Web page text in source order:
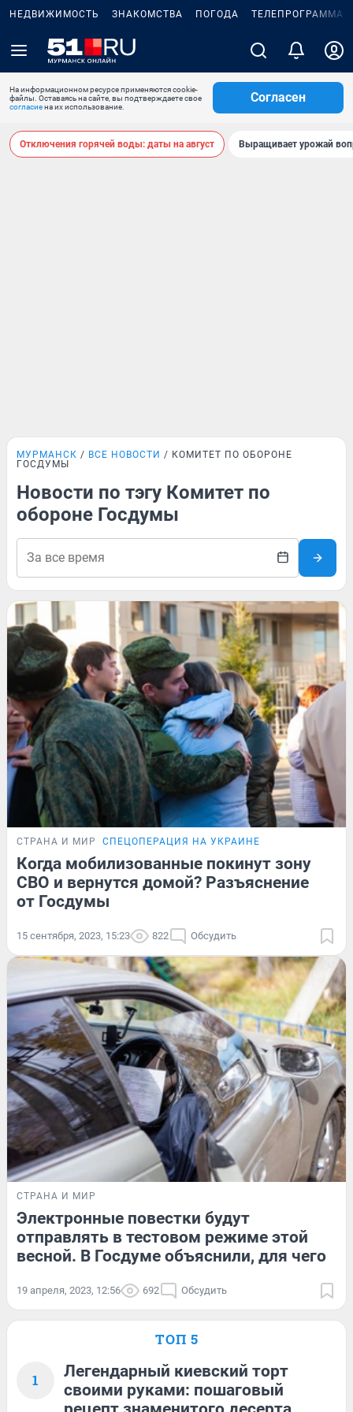
НЕДВИЖИМОСТЬ ЗНАКОМСТВА ПОГОДА ТЕЛЕПРОГРАММА
На информационном ресурсе применяются cookie-
файлы. Оставаясь на сайте, вы подтверждаете свое
согласиена их использование.
Согласен
Отключения горячей воды: даты на август Выращивает урожай
МУРМАНСК ВСЕ НОВОСТИ
КОМИТЕТ ПО ОБОРОНЕ
ГОСДУМЫ
Новости по тэгу Комитет по
обороне Госдумы
СТРАНА И МИР СПЕЦОПЕРАЦИЯ НА УКРАИНЕ
Когда мобилизованные покинут зону
СВО и вернутся домой? Разъяснение
от Госдумы
15 сентября, 2023, 15:23 822 Обсудить
СТРАНА И МИР
Электронные повестки будут
отправлять в тестовом режиме этой
весной. В Госдуме объяснили, для чего
19 апреля, 2023, 12:56 692 Обсудить
ТОП 5
1
Легендарный киевский торт
своими руками: пошаговый